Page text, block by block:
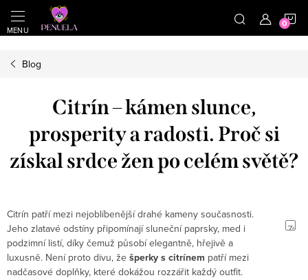
https://cz.pinterest.com/shoppenuela/
Přejít na obsah
Blog
Citrín – kámen slunce,
prosperity a radosti. Proč si
získal srdce žen po celém světě?
Citrín patří mezi nejoblíbenější drahé kameny současnosti.
Jeho zlatavé odstíny připomínají sluneční paprsky, med i
podzimní listí, díky čemuž působí elegantně, hřejivě a
luxusně. Není proto divu, že šperky s citrínem patří mezi
nadčasové doplňky, které dokážou rozzářit každý outfit.